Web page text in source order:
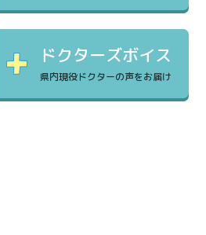
ドクターズボイス
県内現役ドクターの声をお届け